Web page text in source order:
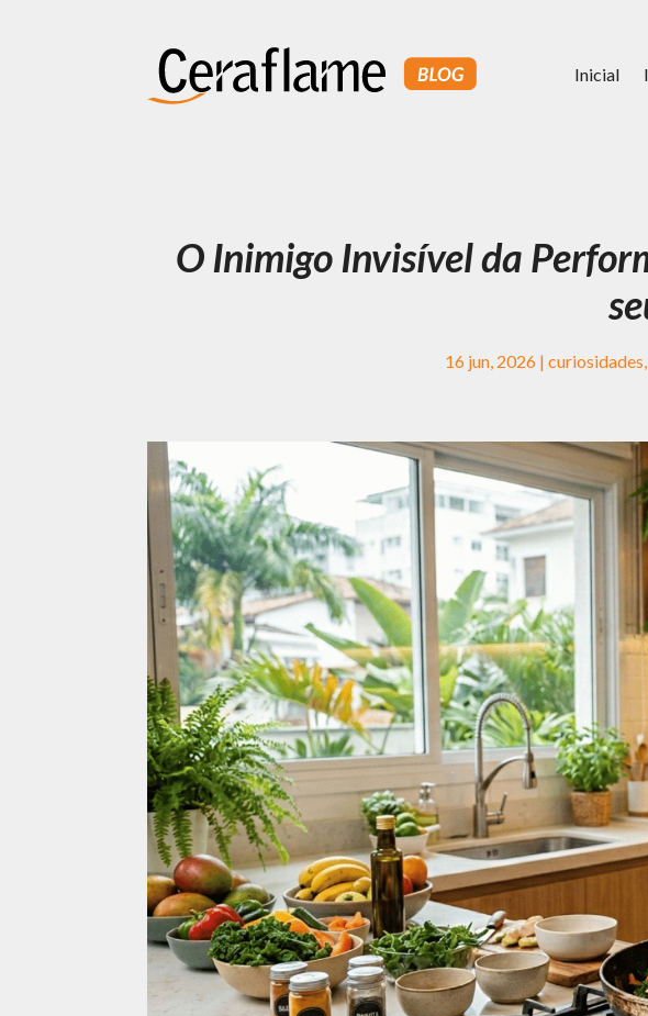
Inicial
O Inimigo Invisível da
16 jun, 2026 | curiosidades